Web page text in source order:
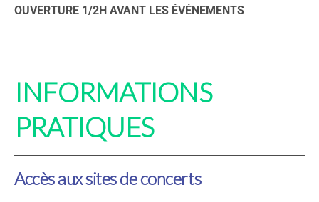
OUVERTURE 1/2H AVANT LES ÉVÉNEMENTS
INFORMATIONS
PRATIQUES
Accès aux sites de concerts